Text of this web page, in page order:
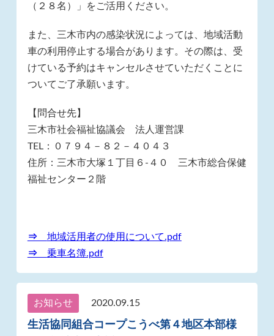
（２８名）」をご活用ください。
また、三木市内の感染状況によっては、地域活動
車の利用停止する場合があります。その際は、受
けている予約はキャンセルさせていただくことに
ついてご了承願います。
【問合せ先】
三木市社会福祉協議会 法人運営課
TEL：０７９４－８２－４０４３
住所：三木市大塚１丁目６-４０ 三木市総合保健
福祉センター２階
⇒ 地域活用者の使用について.pdf
⇒ 乗車名簿.pdf
お知らせ 2020.09.15
生活協同組合コープこうべ第４地区本部様